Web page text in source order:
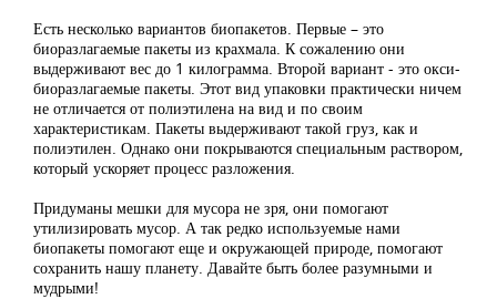
Есть несколько вариантов биопакетов. Первые – это
биоразлагаемые пакеты из крахмала. К сожалению они
выдерживают вес до 1 килограмма. Второй вариант - это окси-
биоразлагаемые пакеты. Этот вид упаковки практически ничем
не отличается от полиэтилена на вид и по своим
характеристикам. Пакеты выдерживают такой груз, как и
полиэтилен. Однако они покрываются специальным раствором,
который ускоряет процесс разложения.
Придуманы мешки для мусора не зря, они помогают
утилизировать мусор. А так редко используемые нами
биопакеты помогают еще и окружающей природе, помогают
сохранить нашу планету. Давайте быть более разумными и
мудрыми!